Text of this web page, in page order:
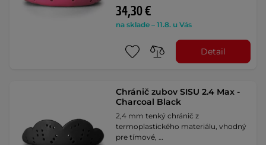
34,30 €
na sklade – 11.8. u Vás
Detail
Chránič zubov SISU 2.4 Max -
Charcoal Black
2,4 mm tenký chránič z
termoplastického materiálu, vhodný
pre tímové, …